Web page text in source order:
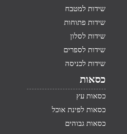
שידות למטבח
שידות פתוחות
שידות לסלון
שידות לספרים
שידות לכניסה
כסאות
כסאות עץ
כסאות לפינת אוכל
כסאות גבוהים